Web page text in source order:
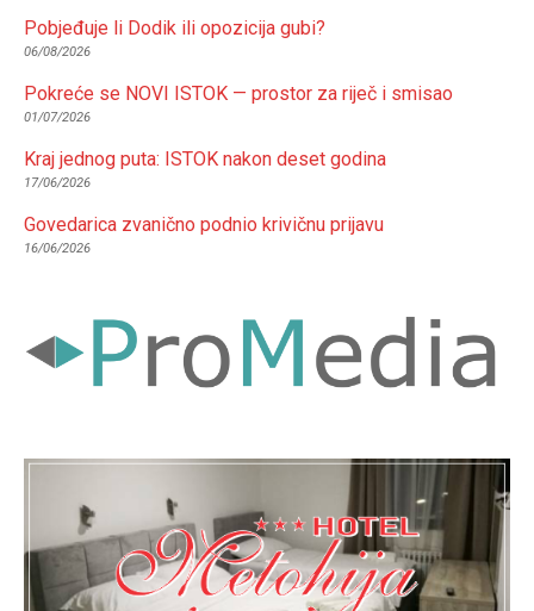
Pobjeđuje li Dodik ili opozicija gubi?
06/08/2026
Pokreće se NOVI ISTOK — prostor za riječ i smisao
01/07/2026
Kraj jednog puta: ISTOK nakon deset godina
17/06/2026
Govedarica zvanično podnio krivičnu prijavu
16/06/2026